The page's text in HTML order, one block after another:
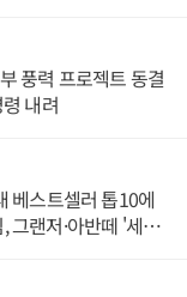
풍력 프로젝트 동결
내려
베스트셀러 톱10에
그랜저·아반떼 '세단